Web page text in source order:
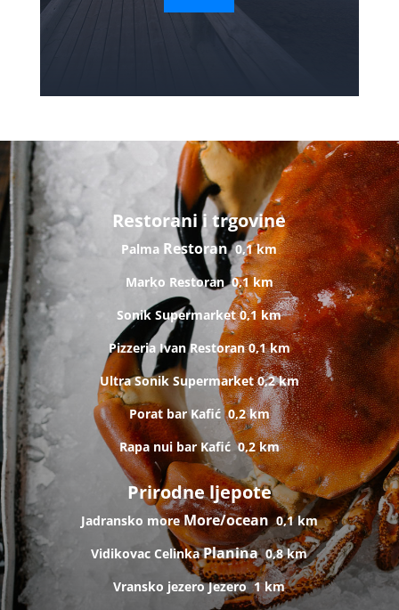
Restorani i trgovine
Palma Restoran0,1 km
Marko Restoran0,1 km
SonikSupermarket0,1 km
Pizzeria IvanRestoran0,1 km
Ultra Sonik Supermarket0,2 km
Porat barKafić0,2 km
Rapa nui barKafić0,2 km
Prirodne ljepote
Jadransko moreMore/ocean0,1 km
Vidikovac CelinkaPlanina0,8 km
Vransko jezeroJezero1 km